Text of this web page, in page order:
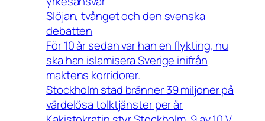
Slöjan, tvånget och den svenska
debatten
För 10 år sedan var han en flykting, nu
ska han islamisera Sverige inifrån
maktens korridorer.
Stockholm stad bränner 39 miljoner på
värdelösa tolktjänster per år